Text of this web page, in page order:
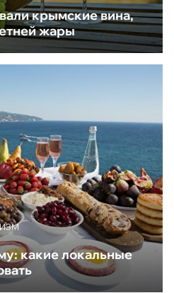
крымские вина,
жары
какие локальные